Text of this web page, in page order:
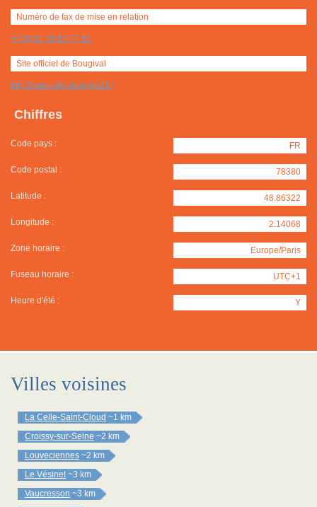
Numéro de fax de mise en relation
+(33) 01 39 18 07 15
Site officiel de Bougival
http://www.ville-bougival.fr/
Chiffres
Code pays : FR
Code postal : 78380
Latitude : 48.86322
Longitude : 2.14068
Zone horaire : Europe/Paris
Fuseau horaire : UTC+1
Heure d'été : Y
Villes voisines
La Celle-Saint-Cloud ~1 km
Croissy-sur-Seine ~2 km
Louveciennes ~2 km
Le Vésinet ~3 km
Vaucresson ~3 km